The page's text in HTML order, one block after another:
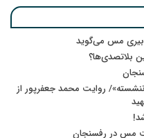
مس می‌گوید
بلاتصدی‌ها؟
روایت محمد جعفرپور از
مس در رفسنجان